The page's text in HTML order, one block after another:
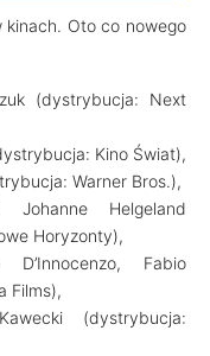
kinach. Oto co nowego
(dystrybucja: Next
Kino Świat),
Warner Bros.),
Johanne Helgeland
Horyzonty),
Fabio
Films),
(dystrybucja: